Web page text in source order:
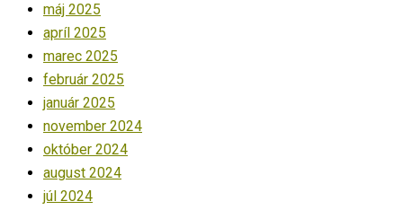
máj 2025
apríl 2025
marec 2025
február 2025
január 2025
november 2024
október 2024
august 2024
júl 2024